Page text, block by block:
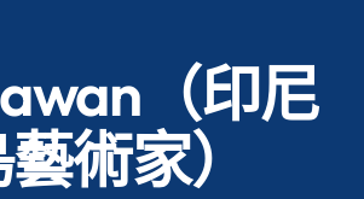
（印尼
術家）